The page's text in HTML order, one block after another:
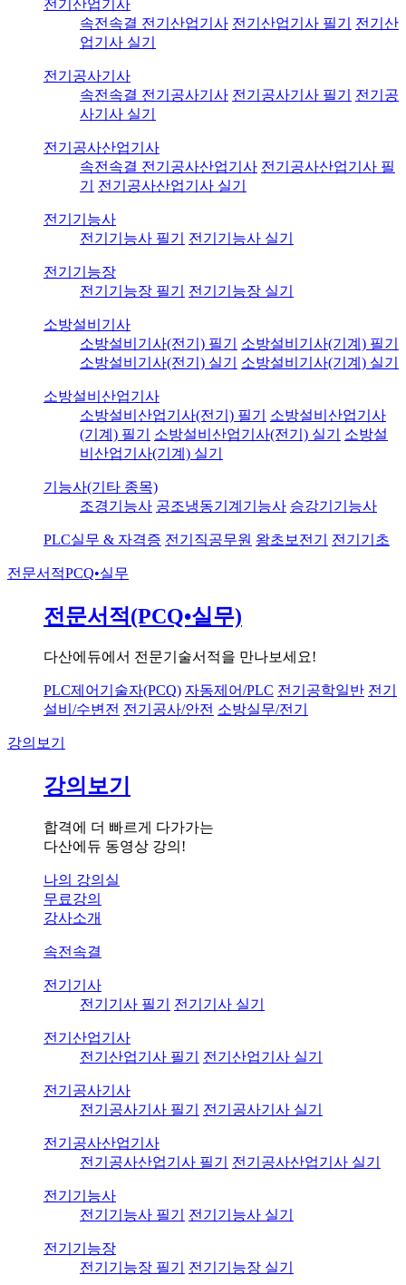
전기산업기사
속전속결 전기산업기사 전기산업기사 필기
전기산
업기사 실기
전기공사기사
속전속결 전기공사기사 전기공사기사 필기
전기공
사기사 실기
전기공사산업기사
속전속결 전기공사산업기사 전기공사산업기사 필
기
전기공사산업기사 실기
전기기능사
전기기능사 필기
전기기능사 실기
전기기능장
전기기능장 필기
전기기능장 실기
소방설비기사
소방설비기사(전기) 필기
소방설비기사(기계) 필기
소방설비기사(전기) 실기
소방설비기사(기계) 실기
소방설비산업기사
소방설비산업기사(전기) 필기
소방설비산업기사
(기계) 필기
소방설비산업기사(전기) 실기
소방설
비산업기사(기계) 실기
기능사(기타 종목)
조경기능사 공조냉동기계기능사 승강기기능사
PLC실무 & 자격증 전기직공무원 왕초보전기 전기기초
전문서적PCQ•실무
전문서적(PCQ•실무)
다산에듀에서 전문기술서적을 만나보세요!
PLC제어기술자(PCQ) 자동제어/PLC 전기공학일반 전기
설비/수변전 전기공사/안전 소방실무/전기
강의보기
강의보기
합격에 더 빠르게 다가가는
다산에듀 동영상 강의!
나의 강의실
무료강의
강사소개
속전속결
전기기사
전기기사 필기
전기기사 실기
전기산업기사
전기산업기사 필기
전기산업기사 실기
전기공사기사
전기공사기사 필기
전기공사기사 실기
전기공사산업기사
전기공사산업기사 필기
전기공사산업기사 실기
전기기능사
전기기능사 필기
전기기능사 실기
전기기능장
전기기능장 필기
전기기능장 실기